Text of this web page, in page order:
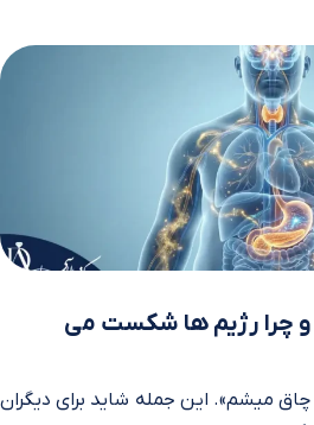
چرا رژیم‌ ها شکست می‌
میشم». این جمله شاید برای دیگران